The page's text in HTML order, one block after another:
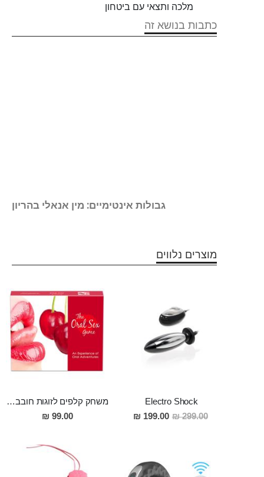
מלכה ותצאי עם ביטחון
כתבות בנושא זה
גבולות אינטימיים: מין אנאלי בהריון
מוצרים נלווים
Electro Shock
299.00 ₪
מחיר
מבצע
199.00 ₪
משחק קלפים לזוגות חובבי מין אוראלי
99.00 ₪